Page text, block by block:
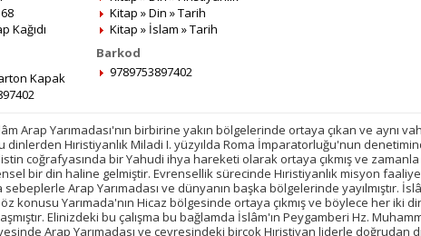
Kağıdı
Kapak
Kitap »Din »Tarih
Kitap » İslam »Tarih
Barkod
9789753897402
Arap Yarımadası'nın birbirine yakın bölgelerinde ortaya çıkan ve aynı
dinlerden Hıristiyanlık Miladi I. yüzyılda Roma İmparatorluğu'nun
coğrafyasında bir Yahudi ihya hareketi olarak ortaya çıkmış ve
bir din haline gelmiştir. Evrensellik sürecinde Hıristiyanlık misyon
Arap Yarımadası ve dünyanın başka bölgelerinde yayılmıştır.
konusu Yarımada'nın Hicaz bölgesinde ortaya çıkmış ve böylece her iki
Elinizdeki bu çalışma bu bağlamda İslâm'ın Peygamberi Hz.
Arap Yarımadası ve çevresindeki birçok Hıristiyan liderle doğrudan